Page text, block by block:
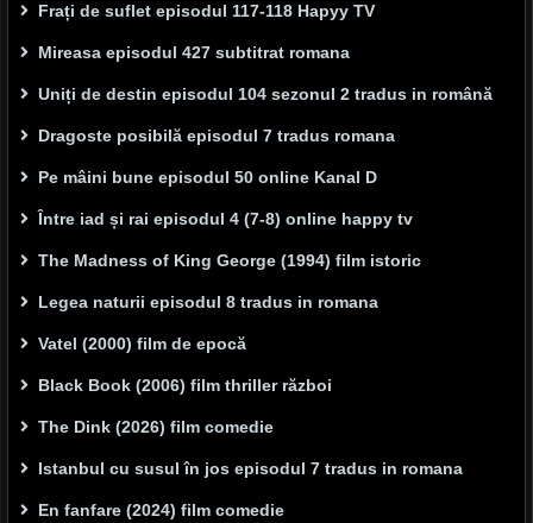
Frați de suflet episodul 117-118 Hapyy TV
Mireasa episodul 427 subtitrat romana
Uniți de destin episodul 104 sezonul 2 tradus in română
Dragoste posibilă episodul 7 tradus romana
Pe mâini bune episodul 50 online Kanal D
Între iad și rai episodul 4 (7-8) online happy tv
The Madness of King George (1994) film istoric
Legea naturii episodul 8 tradus in romana
Vatel (2000) film de epocă
Black Book (2006) film thriller război
The Dink (2026) film comedie
Istanbul cu susul în jos episodul 7 tradus in romana
En fanfare (2024) film comedie